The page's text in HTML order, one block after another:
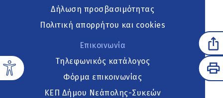
Δήλωση προσβασιμότητας
Πολιτική απορρήτου και cookies
Επικοινωνία
Τηλεφωνικός κατάλογος
Φόρμα επικοινωνίας
ΚΕΠ Δήμου Νεάπολης-Συκεών